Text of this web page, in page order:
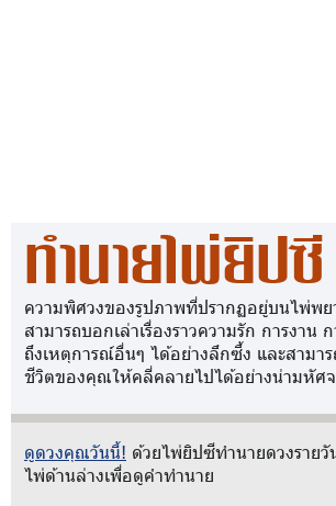
ทำนายไพ่ยิปซี
ความพิศวงของรูปภาพที่ปรากฏอยู่บนไพ่พ
สามารถบอกเล่าเรื่องราวความรัก การงาน
ถึงเหตุการณ์อื่นๆ ได้อย่างลึกซึ้ง และสามา
ชีวิตของคุณให้คลี่คลายไปได้อย่างน่ามหัศจ
ดูดวงคุณวันนี้! ด้วยไพ่ยิปซีทำนายดวงราย
ไพ่ด้านล่างเพื่อดูคำทำนาย